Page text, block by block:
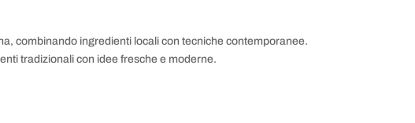
combinando ingredienti locali con tecniche contemporanee.
tradizionali con idee fresche e moderne.